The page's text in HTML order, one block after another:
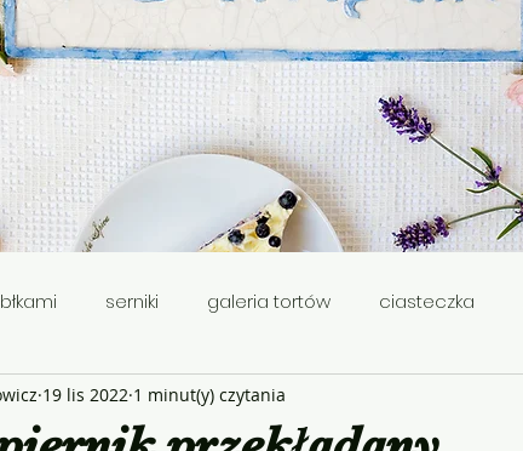
serniki galeria tortów ciasteczka
smażone babki
19 lis 2022 1 minut(y) czytania